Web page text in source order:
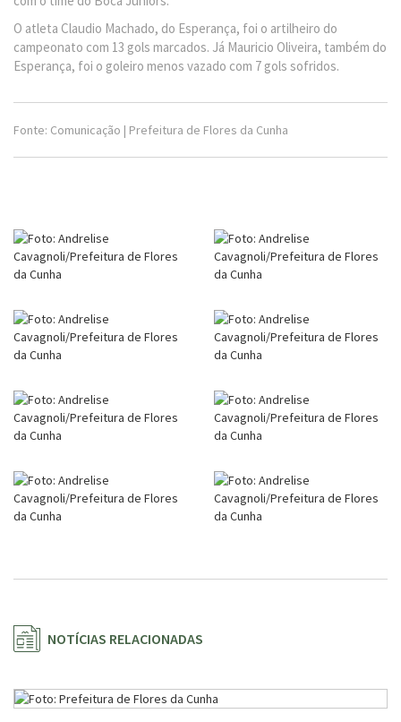
O atleta Claudio Machado, do Esperança, foi o artilheiro do
campeonato com 13 gols marcados. Já Mauricio Oliveira, também do
Esperança, foi o goleiro menos vazado com 7 gols sofridos.
Fonte: Comunicação | Prefeitura de Flores da Cunha
NOTÍCIAS RELACIONADAS